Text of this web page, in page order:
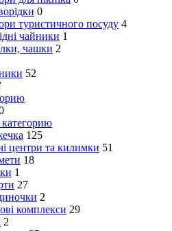
0
туристичного посуду 4
чайники 1
чашки 2
52
125
центри та килимки 51
18
1
27
2
комплекси 29
2